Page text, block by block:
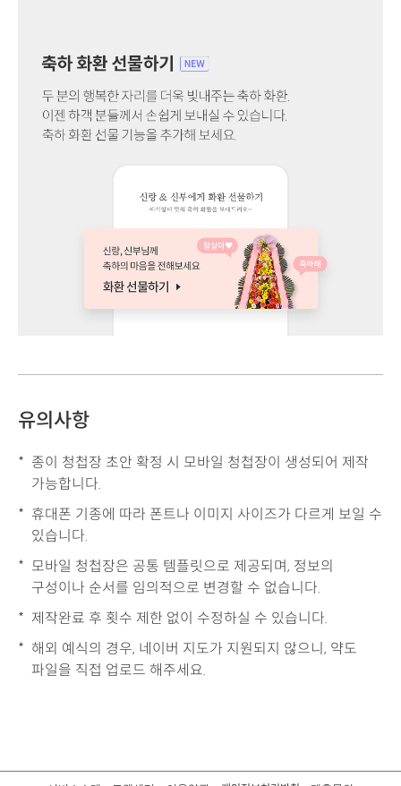
유의사항
종이 청첩장 초안 확정 시 모바일 청첩장이 생성되어 제작
가능합니다. ​
휴대폰 기종에 따라 폰트나 이미지 사이즈가 다르게 보일 수
있습니다.
모바일 청첩장은 공통 템플릿으로 제공되며, 정보의
구성이나 순서를 임의적으로 변경할 수 없습니다.
제작완료 후 횟수 제한 없이 수정하실 수 있습니다.
해외 예식의 경우, 네이버 지도가 지원되지 않으니, 약도
파일을 직접 업로드 해주세요.